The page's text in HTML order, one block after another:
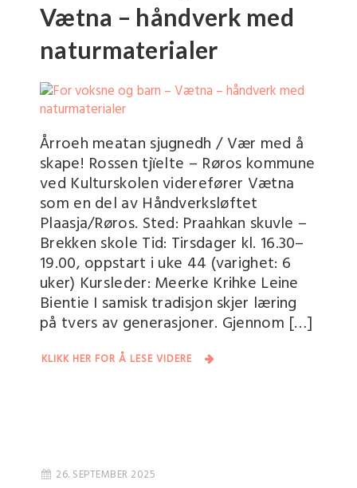
Vætna – håndverk med
naturmaterialer
Årroeh meatan sjugnedh / Vær med å
skape! Rossen tjïelte – Røros kommune
ved Kulturskolen viderefører Vætna
som en del av Håndverksløftet
Plaasja/Røros. Sted: Praahkan skuvle –
Brekken skole Tid: Tirsdager kl. 16.30–
19.00, oppstart i uke 44 (varighet: 6
uker) Kursleder: Meerke Krihke Leine
Bientie I samisk tradisjon skjer læring
på tvers av generasjoner. Gjennom […]
KLIKK HER FOR Å LESE VIDERE
26. SEPTEMBER 2025